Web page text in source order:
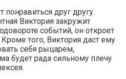
понравиться друг другу.
Виктория закружит
событий, он откроет
того, Виктория даст ему
себя рыцарем,
будет рада сильному плечу